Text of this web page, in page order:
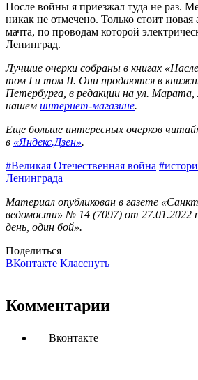
После войны я приезжал туда не раз.
никак не отмечено. Только стоит новая
мачта, по проводам которой
Ленинград.
Лучшие очерки собраны в книгах
том I и том II. Они продаются в
Петербурга, в редакции на ул. Марата,
нашем интернет-магазине.
Еще больше интересных очерков
в «Яндекс.Дзен».
#Великая Отечественная война
Ленинграда
Материал опубликован в газете
ведомости» № 14 (7097) от 27.01.2022
день, один бой».
Поделиться
ВКонтакте Класснуть
Комментарии
Вконтакте